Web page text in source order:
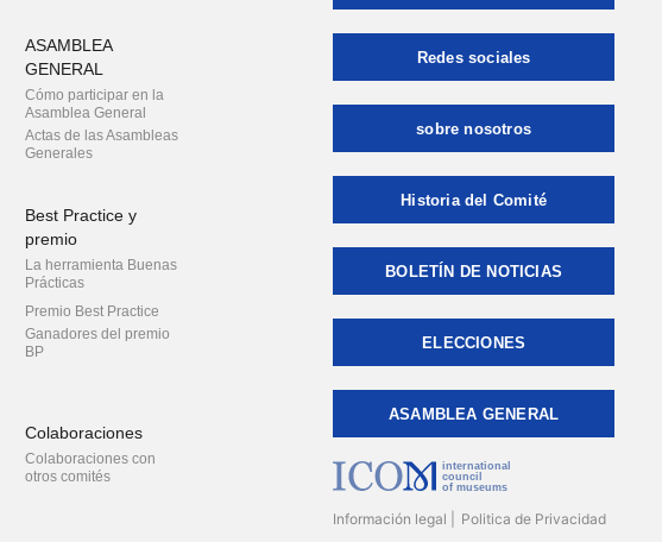
ASAMBLEA
GENERAL
Cómo participar en la
Asamblea General
Actas de las Asambleas
Generales
Best Practice y
premio
La herramienta Buenas
Prácticas
Premio Best Practice
Ganadores del premio
BP
Colaboraciones
Colaboraciones con
otros comités
Redes sociales
sobre nosotros
Historia del Comité
BOLETÍN DE NOTICIAS
ELECCIONES
ASAMBLEA GENERAL
international
council
of museums
Información legal Politica de Privacidad